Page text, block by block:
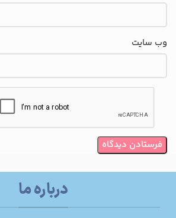
وب‌ سایت
درباره ما